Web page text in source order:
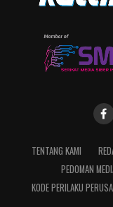
TENTANG KAMI
PEDOMAN
KODE PERILAKU